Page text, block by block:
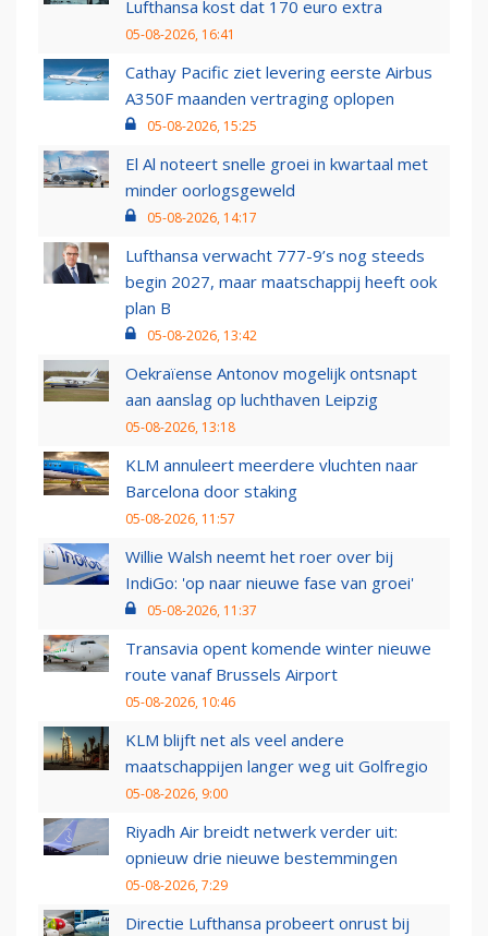
Lufthansa kost dat 170 euro extra
05-08-2026, 16:41
Cathay Pacific ziet levering eerste Airbus
A350F maanden vertraging oplopen
05-08-2026, 15:25
El Al noteert snelle groei in kwartaal met
minder oorlogsgeweld
05-08-2026, 14:17
Lufthansa verwacht 777-9’s nog steeds
begin 2027, maar maatschappij heeft ook
plan B
05-08-2026, 13:42
Oekraïense Antonov mogelijk ontsnapt
aan aanslag op luchthaven Leipzig
05-08-2026, 13:18
KLM annuleert meerdere vluchten naar
Barcelona door staking
05-08-2026, 11:57
Willie Walsh neemt het roer over bij
IndiGo: 'op naar nieuwe fase van groei'
05-08-2026, 11:37
Transavia opent komende winter nieuwe
route vanaf Brussels Airport
05-08-2026, 10:46
KLM blijft net als veel andere
maatschappijen langer weg uit Golfregio
05-08-2026, 9:00
Riyadh Air breidt netwerk verder uit:
opnieuw drie nieuwe bestemmingen
05-08-2026, 7:29
Directie Lufthansa probeert onrust bij